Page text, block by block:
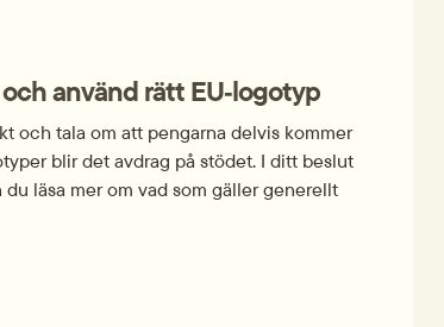
använd rätt EU‑logotyp
och tala om att pengarna delvis kommer
blir det avdrag på stödet. I ditt beslut
läsa mer om vad som gäller generellt